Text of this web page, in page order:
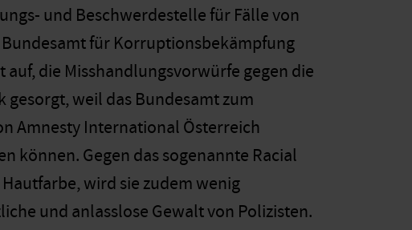
und Beschwerdestelle für Fälle von
für Korruptionsbekämpfung
die Misshandlungsvorwürfe gegen die
weil das Bundesamt zum
Amnesty International Österreich
können. Gegen das sogenannte Racial
wird sie zudem wenig
und anlasslose Gewalt von Polizisten.